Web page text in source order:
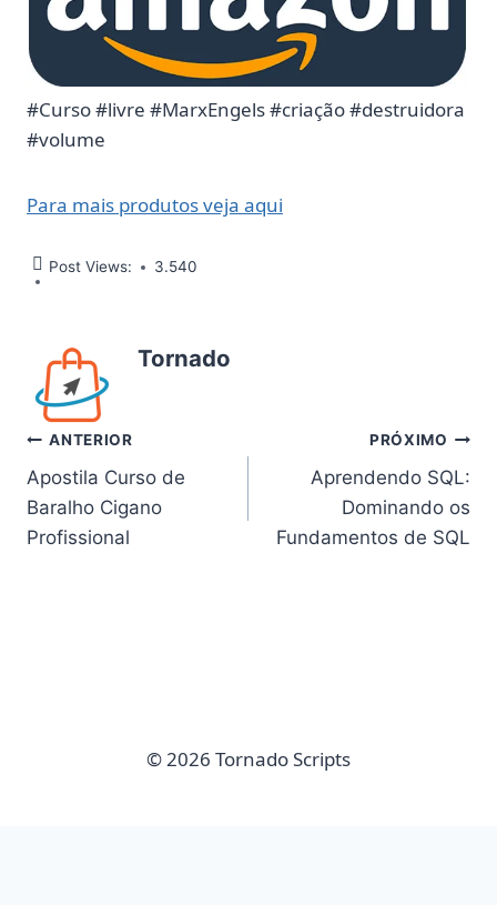
#Curso #livre #MarxEngels #criação #destruidora
#volume
Para mais produtos veja aqui
Post Views: 3.540
Tornado
Navegação
de
Post
ANTERIOR
Apostila Curso de
Baralho Cigano
Profissional
PRÓXIMO
Aprendendo SQL:
Dominando os
Fundamentos de SQL
© 2026 Tornado Scripts